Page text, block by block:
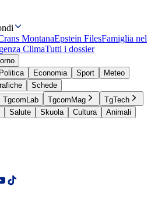
MontanaEpstein FilesFamiglia nel
ClimaTutti i dossier
Politica Economia Sport
Meteo
Schede
TgcomLab TgcomMag
TgTech
Salute Skuola Cultura
Animali